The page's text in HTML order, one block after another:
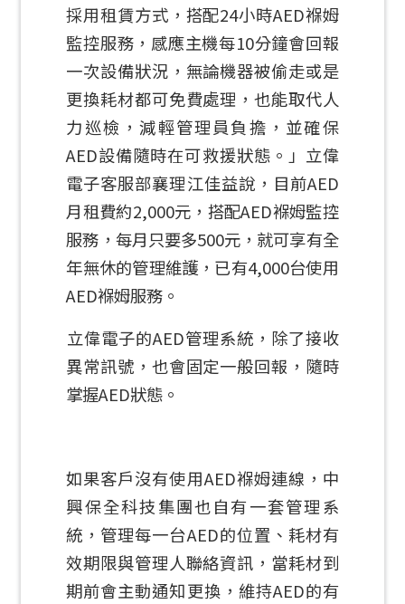
採用租賃方式，搭配24小時AED褓姆
監控服務，感應主機每10分鐘會回報
一次設備狀況，無論機器被偷走或是
更換耗材都可免費處理，也能取代人
力巡檢，減輕管理員負擔，並確保
AED設備隨時在可救援狀態。」立偉
電子客服部襄理江佳益說，目前AED
月租費約2,000元，搭配AED褓姆監控
服務，每月只要多500元，就可享有全
年無休的管理維護，已有4,000台使用
AED褓姆服務。
立偉電子的AED管理系統，除了接收
異常訊號，也會固定一般回報，隨時
掌握AED狀態。
如果客戶沒有使用AED褓姆連線，中
興保全科技集團也自有一套管理系
統，管理每一台AED的位置、耗材有
效期限與管理人聯絡資訊，當耗材到
期前會主動通知更換，維持AED的有